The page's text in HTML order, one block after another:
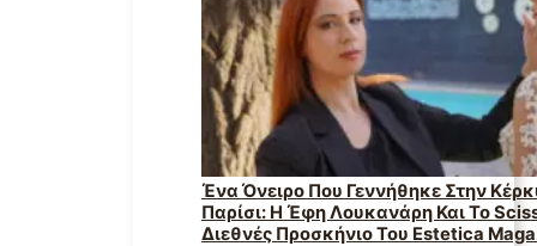
Ένα Όνειρο Που Γεννήθηκε Στην
Παρίσι: Η Έφη Λουκανάρη Και Το
Διεθνές Προσκήνιο Του Estetica